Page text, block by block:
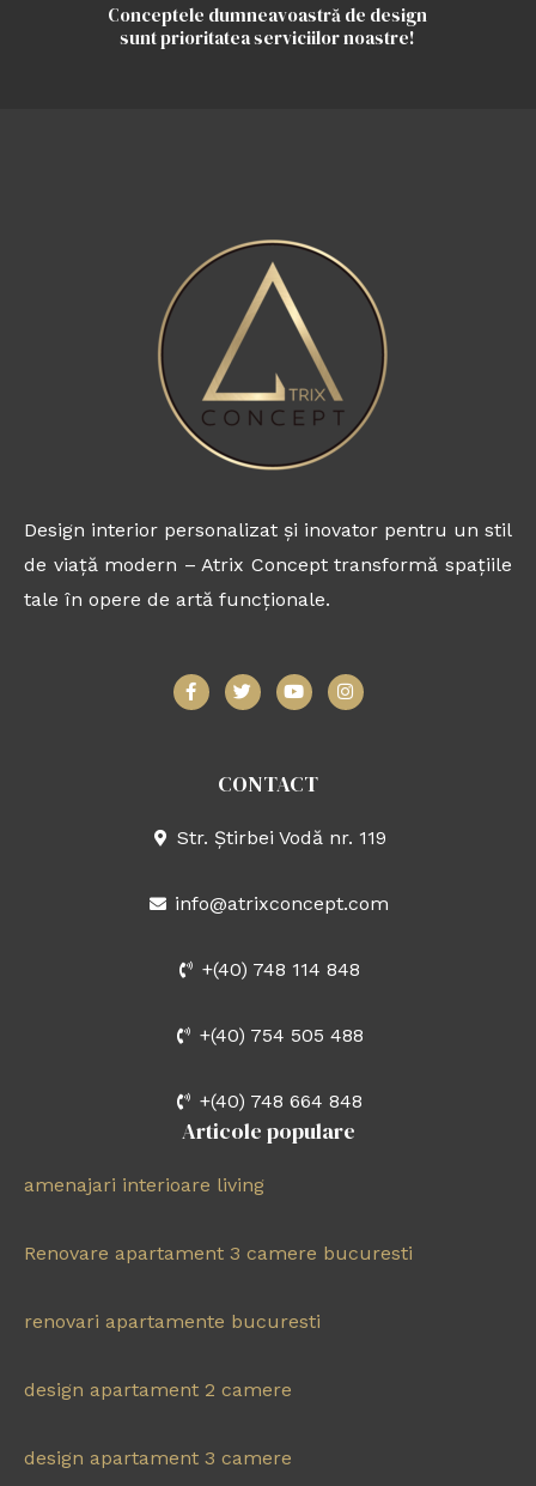
Conceptele dumneavoastră de design
sunt prioritatea serviciilor noastre!
Design interior personalizat și inovator pentru un stil
de viață modern – Atrix Concept transformă spațiile
tale în opere de artă funcționale.
F
a
c
f
T
w
i
r
Y
o
u
e
I
n
s
CONTACT
Str. Știrbei Vodă nr. 119
info@atrixconcept.com
+(40) 748 114 848
+(40) 754 505 488
+(40) 748 664 848
Articole populare
amenajari interioare living
Renovare apartament 3 camere bucuresti
renovari apartamente bucuresti
design apartament 2 camere
design apartament 3 camere